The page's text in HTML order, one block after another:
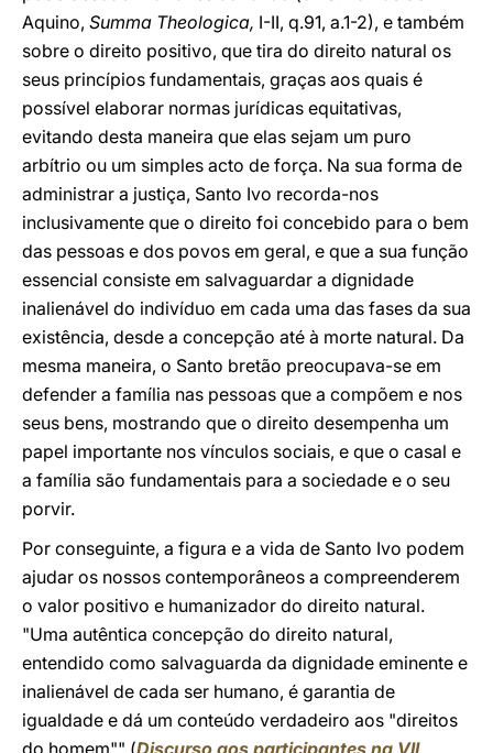
Aquino, Summa Theologica, I-II, q.91, a.1-2), e também
sobre o direito positivo, que tira do direito natural os
seus princípios fundamentais, graças aos quais é
possível elaborar normas jurídicas equitativas,
evitando desta maneira que elas sejam um puro
arbítrio ou um simples acto de força. Na sua forma de
administrar a justiça, Santo Ivo recorda-nos
inclusivamente que o direito foi concebido para o bem
das pessoas e dos povos em geral, e que a sua função
essencial consiste em salvaguardar a dignidade
inalienável do indivíduo em cada uma das fases da sua
existência, desde a concepção até à morte natural. Da
mesma maneira, o Santo bretão preocupava-se em
defender a família nas pessoas que a compõem e nos
seus bens, mostrando que o direito desempenha um
papel importante nos vínculos sociais, e que o casal e
a família são fundamentais para a sociedade e o seu
porvir.
Por conseguinte, a figura e a vida de Santo Ivo podem
ajudar os nossos contemporâneos a compreenderem
o valor positivo e humanizador do direito natural.
"Uma autêntica concepção do direito natural,
entendido como salvaguarda da dignidade eminente e
inalienável de cada ser humano, é garantia de
igualdade e dá um conteúdo verdadeiro aos "direitos
do homem"" (Discurso aos participantes na VII